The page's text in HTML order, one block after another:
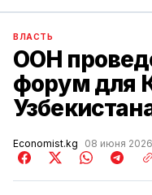
ВЛАСТЬ
ООН
форум для
Economist.kg 08 июня 2026